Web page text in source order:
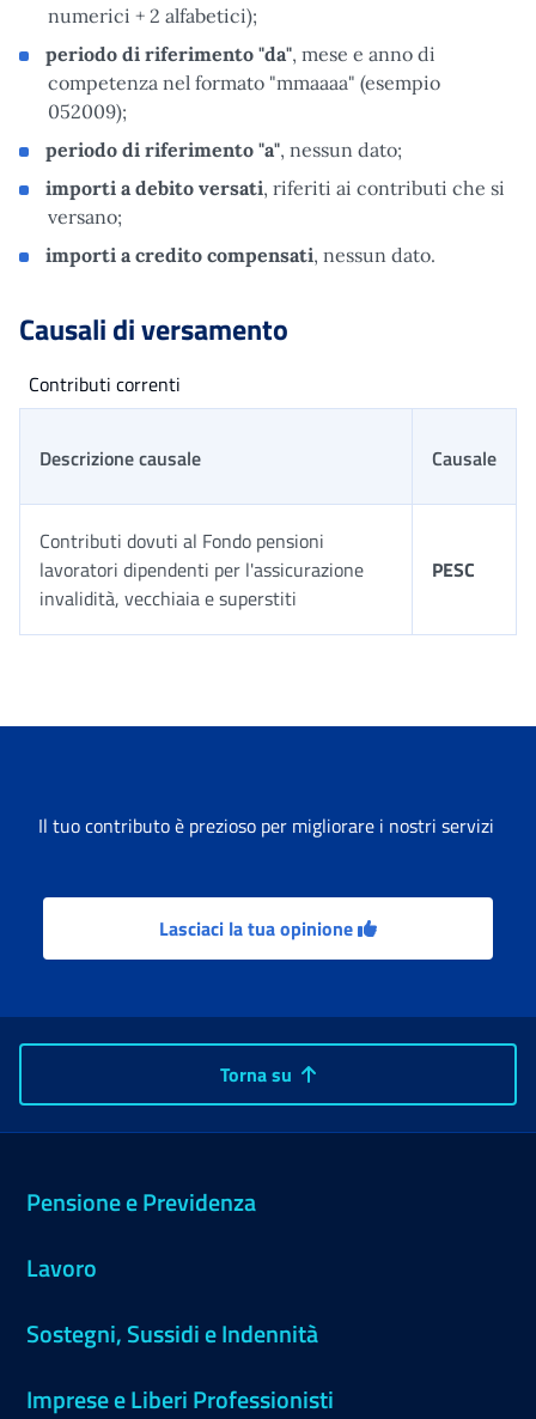
numerici + 2 alfabetici);
periodo di riferimento "da", mese e anno di
competenza nel formato "mmaaaa" (esempio
052009);
periodo di riferimento "a", nessun dato;
importi a debito versati, riferiti ai contributi che si
versano;
importi a credito compensati, nessun dato.
Causali di versamento
Contributi correnti
Descrizione causale Causale
Contributi dovuti al Fondo pensioni
lavoratori dipendenti per l'assicurazione
invalidità, vecchiaia e superstiti
PESC
Il tuo contributo è prezioso per migliorare i nostri servizi
Lasciaci la tua opinione
Torna su
Pensione e Previdenza
Lavoro
Sostegni, Sussidi e Indennità
Imprese e Liberi Professionisti